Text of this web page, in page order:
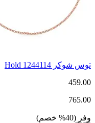
توس شوكر Hold 1244114
459.00
765.00
وفر (
40
% خصم)